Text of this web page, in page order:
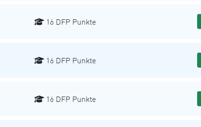
16 DFP Punkte
16 DFP Punkte
16 DFP Punkte